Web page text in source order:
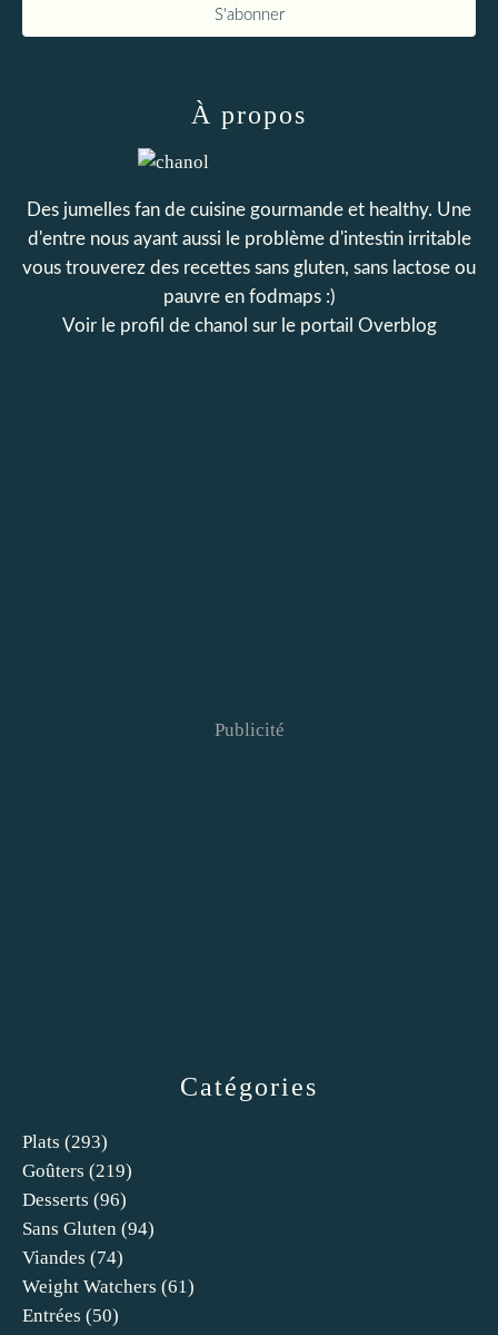
Catégories
Plats (293)
Goûters (219)
Desserts (96)
Sans Gluten (94)
Viandes (74)
Weight Watchers (61)
Entrées (50)
À propos
Des jumelles fan de cuisine gourmande et healthy. Une
d'entre nous ayant aussi le problème d'intestin irritable
vous trouverez des recettes sans gluten, sans lactose ou
pauvre en fodmaps :)
Voir le profil de chanol sur le portail Overblog
Publicité